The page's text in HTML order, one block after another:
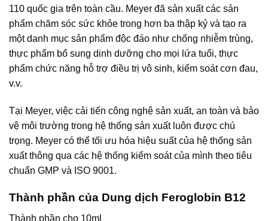
110 quốc gia trên toàn cầu. Meyer đã sản xuất các sản
phẩm chăm sóc sức khỏe trong hơn ba thập kỷ và tạo ra
một danh mục sản phẩm độc đáo như chống nhiễm trùng,
thực phẩm bổ sung dinh dưỡng cho mọi lứa tuổi, thực
phẩm chức năng hỗ trợ điều trị vô sinh, kiểm soát cơn đau,
v.v.
Tại Meyer, việc cải tiến công nghệ sản xuất, an toàn và bảo
vệ môi trường trong hệ thống sản xuất luôn được chú
trọng. Meyer có thể tối ưu hóa hiệu suất của hệ thống sản
xuất thông qua các hệ thống kiểm soát của mình theo tiêu
chuẩn GMP và ISO 9001.
Thành phần của Dung dịch Feroglobin B12
Thành phần cho 10ml